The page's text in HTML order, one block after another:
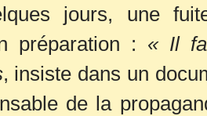
jours, une
préparation : « Il
, insiste dans un
de la